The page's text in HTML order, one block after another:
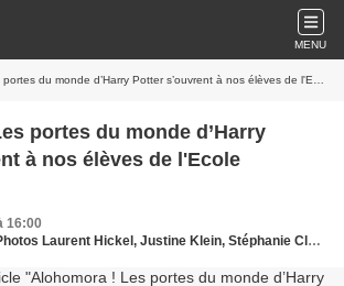
MENU
du monde d’Harry Potter s’ouvrent à nos élèves de l'Ecole Fantastique
portes du monde d’Harry
à nos élèves de l'Ecole
16:00
Laurent Hickel, Justine Klein, Stéphanie Clavier